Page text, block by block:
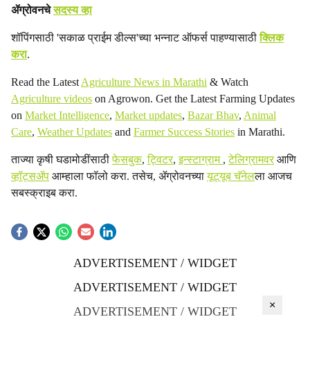
ॲग्रोवनचेसदस्य व्हा
शॉपिंगसाठी 'सकाळ प्राईम डील्स'च्या भन्नाट ऑफर्स पाहण्यासाठीक्लिक
करा.
Read the Latest Agriculture News in Marathi & Watch
Agriculture videos on Agrowon. Get the Latest Farming Updates
on Market Intelligence, Market updates, Bazar Bhav, Animal
Care, Weather Updates and Farmer Success Stories in Marathi.
ताज्या कृषी घडामोडींसाठीफेसबुक,ट्विटर,इन्स्टाग्राम ,टेलिग्रामवरआणि
व्हॉट्सॲप आम्हाला फॉलो करा. तसेच, ॲग्रोवनच्यायूट्यूब चॅनेलला आजच
सबस्क्राइब करा.
ADVERTISEMENT / WIDGET
ADVERTISEMENT / WIDGET
ADVERTISEMENT / WIDGET
×